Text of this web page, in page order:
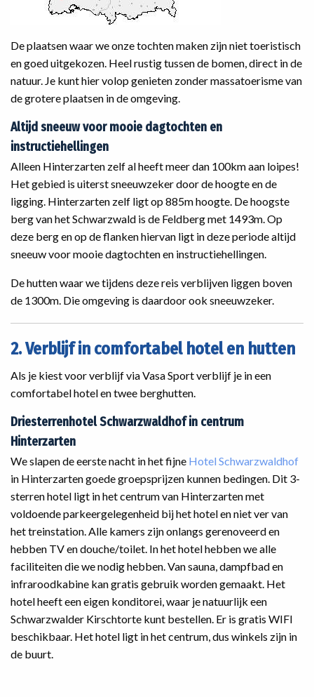
De plaatsen waar we onze tochten maken zijn niet toeristisch
en goed uitgekozen. Heel rustig tussen de bomen, direct in de
natuur. Je kunt hier volop genieten zonder massatoerisme van
de grotere plaatsen in de omgeving.
Altijd sneeuw voor mooie dagtochten en
instructiehellingen
Alleen Hinterzarten zelf al heeft meer dan 100km aan loipes!
Het gebied is uiterst sneeuwzeker door de hoogte en de
ligging. Hinterzarten zelf ligt op 885m hoogte. De hoogste
berg van het Schwarzwald is de Feldberg met 1493m. Op
deze berg en op de flanken hiervan ligt in deze periode altijd
sneeuw voor mooie dagtochten en instructiehellingen.
De hutten waar we tijdens deze reis verblijven liggen boven
de 1300m. Die omgeving is daardoor ook sneeuwzeker.
2. Verblijf in comfortabel hotel en hutten
Als je kiest voor verblijf via Vasa Sport verblijf je in een
comfortabel hotel en twee berghutten.
Driesterrenhotel Schwarzwaldhof in centrum
Hinterzarten
We slapen de eerste nacht in het fijne Hotel Schwarzwaldhof
in Hinterzarten goede groepsprijzen kunnen bedingen. Dit 3-
sterren hotel ligt in het centrum van Hinterzarten met
voldoende parkeergelegenheid bij het hotel en niet ver van
het treinstation. Alle kamers zijn onlangs gerenoveerd en
hebben TV en douche/toilet. In het hotel hebben we alle
faciliteiten die we nodig hebben. Van sauna, dampfbad en
infraroodkabine kan gratis gebruik worden gemaakt. Het
hotel heeft een eigen konditorei, waar je natuurlijk een
Schwarzwalder Kirschtorte kunt bestellen. Er is gratis WIFI
beschikbaar. Het hotel ligt in het centrum, dus winkels zijn in
de buurt.